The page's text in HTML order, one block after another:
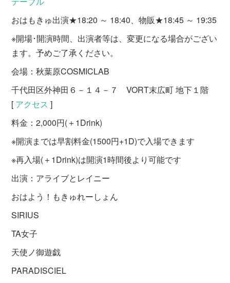
おはもきゅ出演★18:20 ～ 18:40、物販★18:45 ～ 19:35
※開場･開演時間、出演者等は、変更になる場合がござい
ます。予めご了承ください。
会場：秋葉原COSMICLAB
千代田区外神田６－１４－７ VORT末広町 地下１階
[ アクセス ]
料金：2,000円(＋1Drink)
※開演までは早割料金(1500円+1D)で入場できます
※再入場(＋1Drink)は開演1時間後より可能です
出演：アライブとレイニー
おはよう！もきゅれーしょん
SIRIUS
TA女子
天使ノ御遊戯
PARADISCIEL